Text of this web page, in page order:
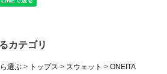
カテゴリ
選ぶ トップス スウェット
ONEITA